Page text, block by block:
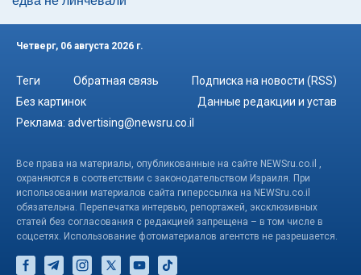
Четверг, 06 августа 2026 г.
Теги Обратная связь
Подписка на новости (RSS)
Без картинок
Данные редакции и устав
Реклама: advertising@newsru.co.il
Все права на материалы, опубликованные на сайте NEWSru.co.il ,
охраняются в соответствии с законодательством Израиля. При
использовании материалов сайта гиперссылка на NEWSru.co.il
обязательна. Перепечатка интервью, репортажей, эксклюзивных
статей без согласования с редакцией запрещена – в том числе в
соцсетях. Использование фотоматериалов агентств не разрешается.